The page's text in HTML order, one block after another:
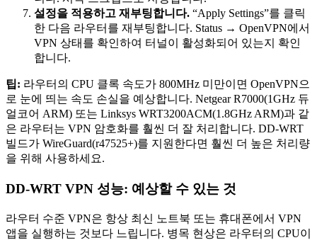
설정을 적용하고 재부팅합니다. “Apply Settings”를 클릭
한 다음 라우터를 재부팅합니다. Status → OpenVPN에서
VPN 상태를 확인하여 터널이 활성화되어 있는지 확인
합니다.
팁: 라우터의 CPU 클록 속도가 800MHz 미만이면 OpenVPN으
로 눈에 띄는 속도 손실을 예상합니다. Netgear R7000(1GHz 듀
얼코어 ARM) 또는 Linksys WRT3200ACM(1.8GHz ARM)과 같
은 라우터는 VPN 암호화를 훨씬 더 잘 처리합니다. DD-WRT
빌드가 WireGuard(r47525+)를 지원한다면 훨씬 더 높은 처리량
을 위해 사용하세요.
DD-WRT VPN 성능: 예상할 수 있는 것
라우터 수준 VPN은 항상 최신 노트북 또는 휴대폰에서 VPN
앱을 실행하는 것보다 느립니다. 병목 현상은 라우터의 CPU이